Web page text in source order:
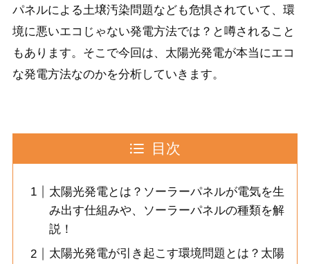
パネルによる土壌汚染問題なども危惧されていて、環
境に悪いエコじゃない発電方法では？と噂されること
もあります。そこで今回は、太陽光発電が本当にエコ
な発電方法なのかを分析していきます。
目次
太陽光発電とは？ソーラーパネルが電気を生
み出す仕組みや、ソーラーパネルの種類を解
説！
太陽光発電が引き起こす環境問題とは？太陽